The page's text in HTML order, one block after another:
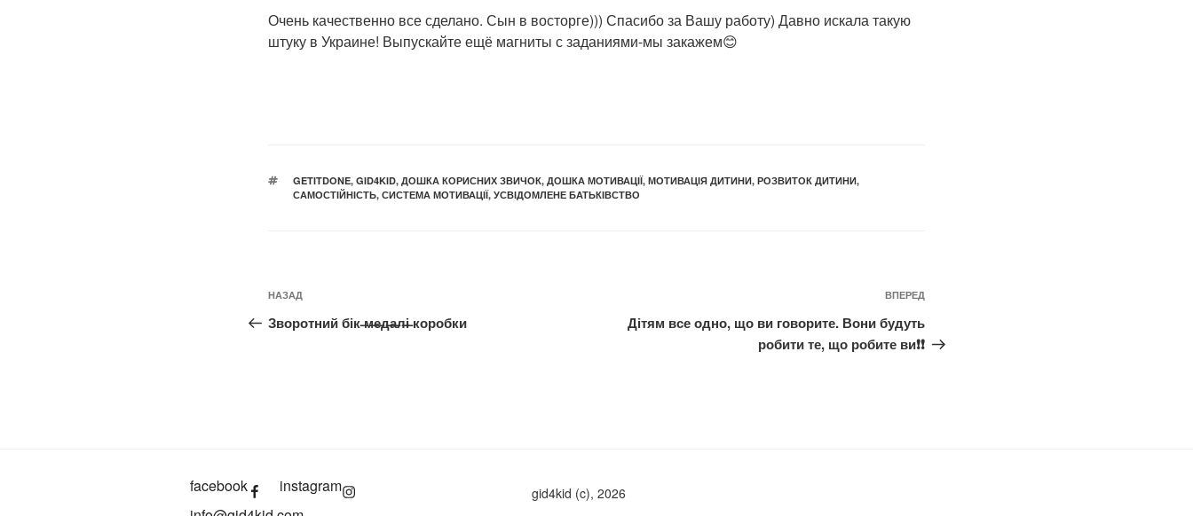
Очень качественно все сделано. Сын в восторге))) Спасибо за Вашу работу) Давно искала такую
штуку в Украине! Выпускайте ещё магниты с заданиями-мы закажем😊
ПОЗНАЧКИ
GETITDONE, GID4KID, ДОШКА КОРИСНИХ ЗВИЧОК, ДОШКА МОТИВАЦІЇ, МОТИВАЦІЯ ДИТИНИ, РОЗВИТОК ДИТИНИ,
САМОСТІЙНІСТЬ, СИСТЕМА МОТИВАЦІЇ, УСВІДОМЛЕНЕ БАТЬКІВСТВО
Навігація
записів
Попередній
запис:
НАЗАД
Зворотний бік ̶м̶е̶д̶а̶л̶і̶ коробки
ВПЕРЕД
Дітям все одно, що ви говорите. Вони будуть
робити те, що робите ви❗️❗️
facebook
instagram
gid4kid (c), 2026